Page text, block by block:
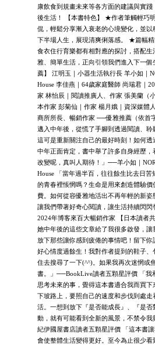
康飲食到規畫未來等各方面的建議與實
後生活！ 【本書特色】 ★作者筆觸輕巧
侃，輕鬆分享漸入衰老的心境變化，並
下半場人生，展現清爽俐落感。 ★篇幅精
食衣住行育樂都有相對應的探討，搭配生
雅、簡單生活，正向引領我們進入下一
薦】 江明玉｜小器生活執行長 羊小如｜
House 李佳燕｜64歲家庭醫師 尚瑞君｜
家 林怡辰｜閱讀推廣人、作家 張美蘭（
本作家 彭菊仙｜作家 楊月娥｜資深媒體
商所所長、暢銷作家 ──優雅推薦（依首
邁入中年後，從慌了手腳到透過閱讀、聆
這可是重新關注自己的最好時刻！如何
中年正面肯定，書中舉了許多自身經歷，
改變呢，真叫人期待！」──羊小如｜
House 「當年過半百，往往餘生比去日
的青春裡悵惘嗎？生命是用來創造體驗價
費。如何從容優雅地活出不再年輕的新姿
讓我們帶著好奇心閱讀，讓生活持續閃閃
2024年博客來百大暢銷作家 【日本讀者
她中年後的這些文章給了我很多啟發，
放下那些讓你感到疲倦的事情吧！留下你
好心情度過餘生！我對作者提到的鞋子、
住去搜尋了一下(^^)。如果我再次迷惘或
書。」──BookLive讀者五顆星評價 「我
思考未來的事，覺得這本書適合我而買
下坡路上，要照自己的速度和步伐到處走
活。一想到放下『是否能成長』、『是
動，就有可能看到全新的風景，不禁令
紀伊國屋書店讀者五顆星評價 「這本書
會使整體生活變得更好。至今為止很少看